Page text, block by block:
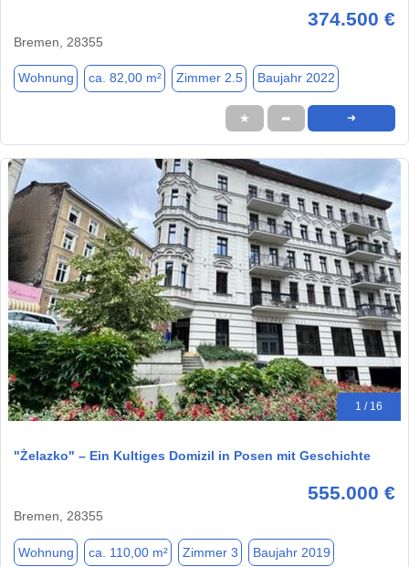
374.500 €
Bremen, 28355
Wohnung ca. 82,00 m² Zimmer 2.5 Baujahr 2022
★ ➦ ➜
1 / 16
"Żelazko" – Ein Kultiges Domizil in Posen mit Geschichte
555.000 €
Bremen, 28355
Wohnung ca. 110,00 m² Zimmer 3 Baujahr 2019